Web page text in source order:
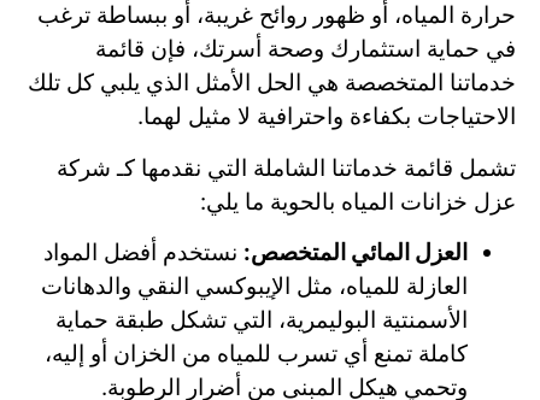
حرارة المياه، أو ظهور روائح غريبة، أو ببساطة ترغب
في حماية استثمارك وصحة أسرتك، فإن قائمة
خدماتنا المتخصصة هي الحل الأمثل الذي يلبي كل تلك
الاحتياجات بكفاءة واحترافية لا مثيل لهما.
تشمل قائمة خدماتنا الشاملة التي نقدمها كـ شركة
عزل خزانات المياه بالحوية ما يلي:
العزل المائي المتخصص: نستخدم أفضل المواد
العازلة للمياه، مثل الإيبوكسي النقي والدهانات
الأسمنتية البوليمرية، التي تشكل طبقة حماية
كاملة تمنع أي تسرب للمياه من الخزان أو إليه،
وتحمي هيكل المبنى من أضرار الرطوبة.